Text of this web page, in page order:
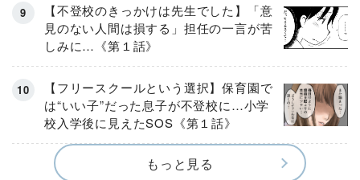
【不登校のきっかけは先生でした】「意
見のない人間は損する」担任の一言が苦
しみに…《第１話》
【フリースクールという選択】保育園で
は“いい子”だった息子が不登校に…小学
校入学後に見えたSOS《第１話》
もっと見る